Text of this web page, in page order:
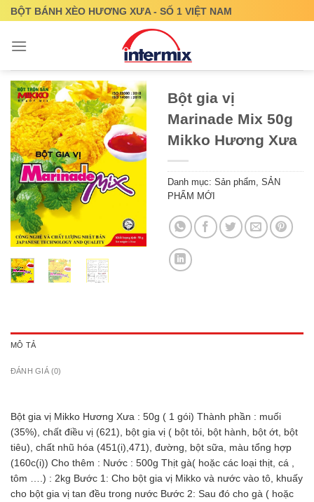
Skip
content
BỘT BÁNH XÈO HƯƠNG XƯA - SỐ 1 VIỆT NAM
Bột gia vị
Marinade Mix 50g
Mikko Hương Xưa
Danh mục: Sản phẩm SẢN
PHẨM MỚI
MÔ TẢ
ĐÁNH GIÁ (0)
Bột gia vị Mikko Hương Xưa : 50g ( 1 gói) Thành phần : muối
(35%), chất điều vị (621), bột gia vị ( bột tỏi, bột hành, bột ớt, bột
tiêu), chất nhũ hóa (451(i),471), đường, bột sữa, màu tổng hợp
(160c(i)) Cho thêm : Nước : 500g Thịt gà( hoặc các loại thịt, cá ,
tôm ….) : 2kg Bước 1: Cho bột gia vị Mikko và nước vào tô, khuấy
cho bột gia vị tan đều trong nước Bước 2: Sau đó cho gà ( hoặc